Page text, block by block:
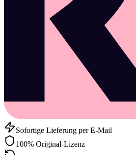
Sofortige Lieferung per E-Mail
100% Original-Lizenz